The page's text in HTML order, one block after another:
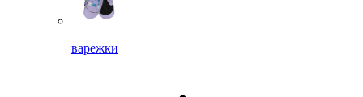
варежки